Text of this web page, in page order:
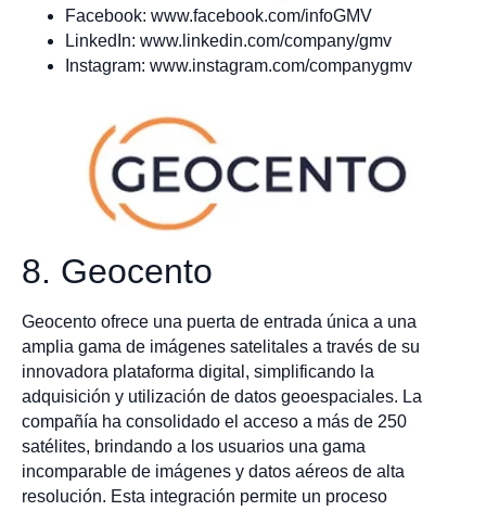
Facebook: www.facebook.com/infoGMV
LinkedIn: www.linkedin.com/company/gmv
Instagram: www.instagram.com/companygmv
8. Geocento
Geocento ofrece una puerta de entrada única a una
amplia gama de imágenes satelitales a través de su
innovadora plataforma digital, simplificando la
adquisición y utilización de datos geoespaciales. La
compañía ha consolidado el acceso a más de 250
satélites, brindando a los usuarios una gama
incomparable de imágenes y datos aéreos de alta
resolución. Esta integración permite un proceso